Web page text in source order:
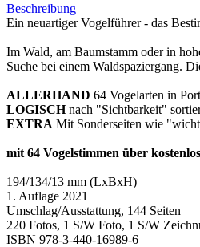
Beschreibung
Ein neuartiger Vogelführer - das
Im Wald, am Baumstamm oder in
Suche bei einem Waldspaziergang.
ALLERHAND 64 Vogelarten in
LOGISCHnach "Sichtbarkeit"
EXTRA Mit Sonderseiten wie
mit 64 Vogelstimmen über
194/134/13 mm (LxBxH)
1. Auflage 2021
Umschlag/Ausstattung, 144 Seiten
220 Fotos, 1 S/W Foto, 1 S/W
ISBN 978-3-440-16989-6